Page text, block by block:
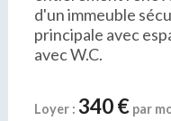
d'un immeuble
principale avec
avec W.C.
Loyer : 340 €par